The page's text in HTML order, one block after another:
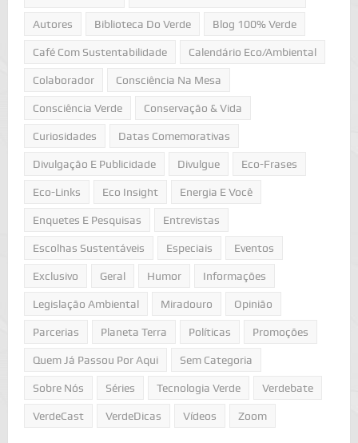
Autores Biblioteca Do Verde Blog 100% Verde
Café Com Sustentabilidade Calendário Eco/Ambiental
Colaborador Consciência Na Mesa
Consciência Verde Conservação & Vida
Curiosidades Datas Comemorativas
Divulgação E Publicidade Divulgue Eco-Frases
Eco-Links Eco Insight Energia E Você
Enquetes E Pesquisas Entrevistas
Escolhas Sustentáveis Especiais Eventos
Exclusivo Geral Humor Informações
Legislação Ambiental Miradouro Opinião
Parcerias Planeta Terra Políticas Promoções
Quem Já Passou Por Aqui Sem Categoria
Sobre Nós Séries Tecnologia Verde Verdebate
VerdeCast VerdeDicas Vídeos Zoom